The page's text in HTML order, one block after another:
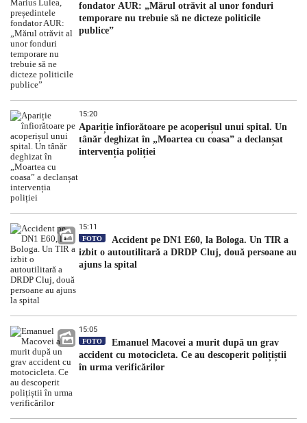
fondator AUR: „Mărul otrăvit al unor fonduri
temporare nu trebuie să ne dicteze politicile
publice”
15:20
Apariție înfiorătoare pe acoperișul unui spital. Un
tânăr deghizat în „Moartea cu coasa” a declanșat
intervenția poliției
15:11
FOTO
Accident pe DN1 E60, la Bologa. Un TIR a
izbit o autoutilitară a DRDP Cluj, două persoane au
ajuns la spital
15:05
FOTO
Emanuel Macovei a murit după un grav
accident cu motocicleta. Ce au descoperit polițiștii
în urma verificărilor